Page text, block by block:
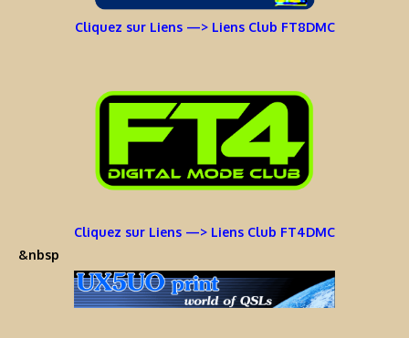
Cliquez sur Liens —> Liens Club FT8DMC
Cliquez sur Liens —> Liens Club FT4DMC
&nbsp